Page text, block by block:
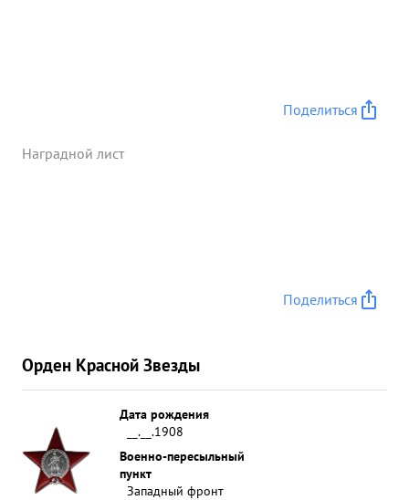
Поделиться
Наградной лист
Поделиться
Орден Красной Звезды
Дата рождения
__.__.1908
Военно-пересыльный
пункт
Западный фронт